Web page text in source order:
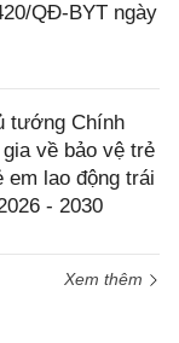
QĐ-BYT ngày
tướng Chính
về bảo vệ trẻ
em lao động trái
- 2030
Xem thêm